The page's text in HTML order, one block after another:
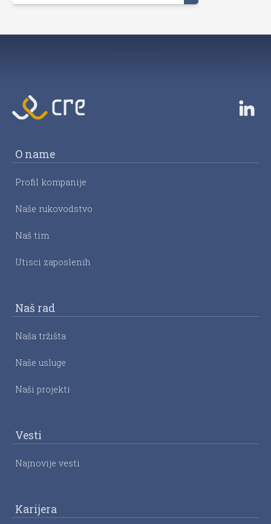
O name
Profil kompanije
Naše rukovodstvo
Naš tim
Utisci zaposlenih
Naš rad
Naša tržišta
Naše usluge
Naši projekti
Vesti
Najnovije vesti
Karijera